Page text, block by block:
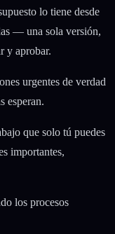
lo tiene desde
— una sola versión,
y aprobar.
urgentes de verdad
esperan.
que solo tú puedes
importantes,
los procesos